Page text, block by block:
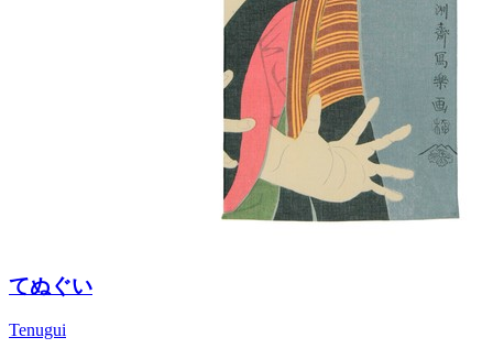
てぬぐい
Tenugui